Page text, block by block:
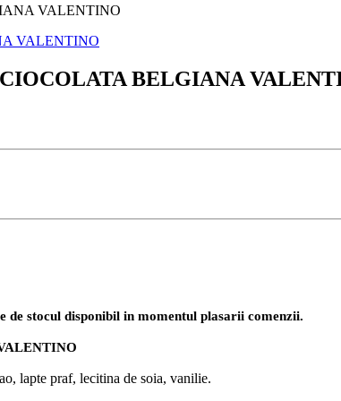
VALENTINO
BELGIANA
stocul disponibil in momentul plasarii comenzii.
lapte praf, lecitina de soia, vanilie.